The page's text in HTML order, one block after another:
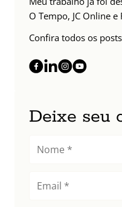
O Tempo, JC Online e
Confira todos os
Deixe seu